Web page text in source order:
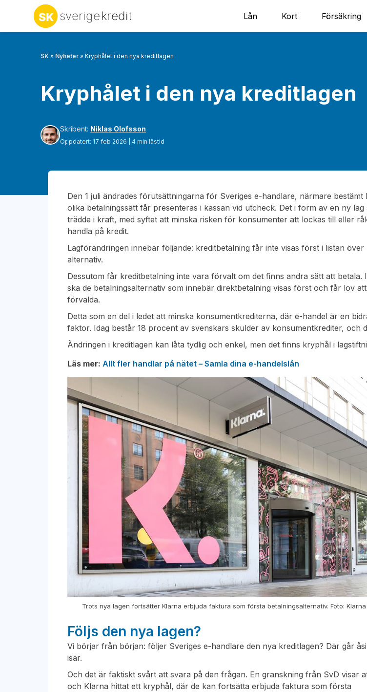
Lån Kort Försäkring
SK » Nyheter »Kryphålet i den nya kreditlagen
Kryphålet i den nya kreditlagen
Skribent: Niklas Olofsson
Oppdatert: 17 feb 2026 | 4 min lästid
Den 1 juli ändrades förutsättningarna för Sveriges e-handlare, närmare bestämt
olika betalningssätt får presenteras i kassan vid utcheck. Det i form av en ny lag
trädde i kraft, med syftet att minska risken för konsumenter att lockas till eller
handla på kredit.
Lagförändringen innebär följande: kreditbetalning får inte visas först i listan över
alternativ.
Dessutom får kreditbetalning inte vara förvalt om det finns andra sätt att betala.
ska de betalningsalternativ som innebär direktbetalning visas först och får lov
förvalda.
Detta som en del i ledet att minska konsumentkrediterna, där e-handel är en
faktor. Idag består 18 procent av svenskars skulder av konsumentkrediter, och
Ändringen i kreditlagen kan låta tydlig och enkel, men det finns kryphål i
Läs mer:Allt fler handlar på nätet – Samla dina e-handelslån
Trots nya lagen fortsätter Klarna erbjuda faktura som första betalningsalternativ. Foto: Klarna
Följs den nya lagen?
Vi börjar från början: följer Sveriges e-handlare den nya kreditlagen? Där går
isär.
Och det är faktiskt svårt att svara på den frågan. En granskning från SvD visar
och Klarna hittat ett kryphål, där de kan fortsätta erbjuda faktura som första